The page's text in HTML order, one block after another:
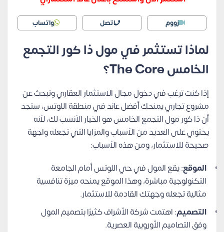
زووم اتصل واتساب
لماذا تستثمر في مول ذا كور التجمع
الخامس The Core؟
إذا كنت ترغب في دخول مجال الاستثمار العقاري وتبحث عن
مشروع تجاري يمنحك أفضل عائد في منطقة اللوتس، ستجد
أن ذا كور مول التجمع الخامس هو الخيار الأنسب لك، لأنه
يحتوي على العديد من الأسباب والمزايا التي تجعله واجهة
صحيحة للاستثمار، ومن هذه الأسباب:
الموقع: يقع المول في حي اللوتس أمام الجامعة
التكنولوجية مباشرة، وهذا الموقع يمنحه ميزة تنافسية
مثالية تجعله وجهتك القادمة للاستثمار.
التصميم: اهتمت شركة الأشراف كثيرًا بتصميم المول
وفق التصاميم الأوروبية العصرية.